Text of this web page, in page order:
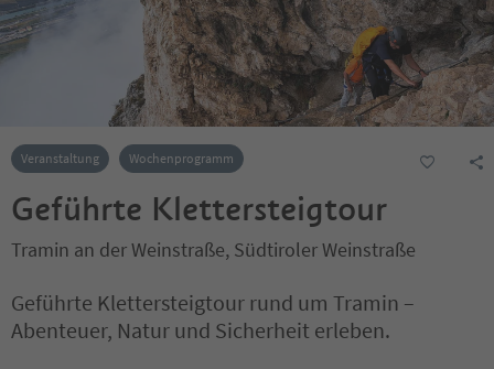
Veranstaltung Wochenprogramm
Geführte Klettersteigtour
Tramin an der Weinstraße, Südtiroler Weinstraße
Geführte Klettersteigtour rund um Tramin –
Abenteuer, Natur und Sicherheit erleben.